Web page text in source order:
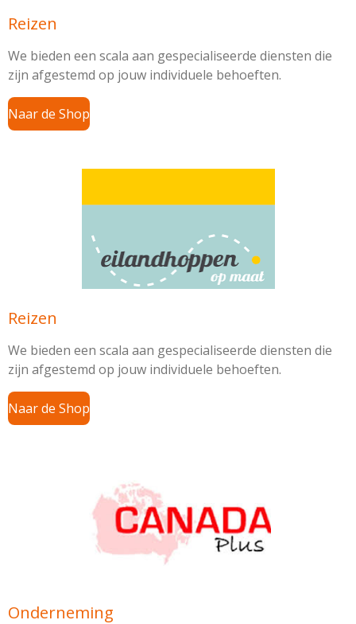
Reizen
We bieden een scala aan gespecialiseerde diensten die
zijn afgestemd op jouw individuele behoeften.
Naar de Shop
Reizen
We bieden een scala aan gespecialiseerde diensten die
zijn afgestemd op jouw individuele behoeften.
Naar de Shop
Onderneming